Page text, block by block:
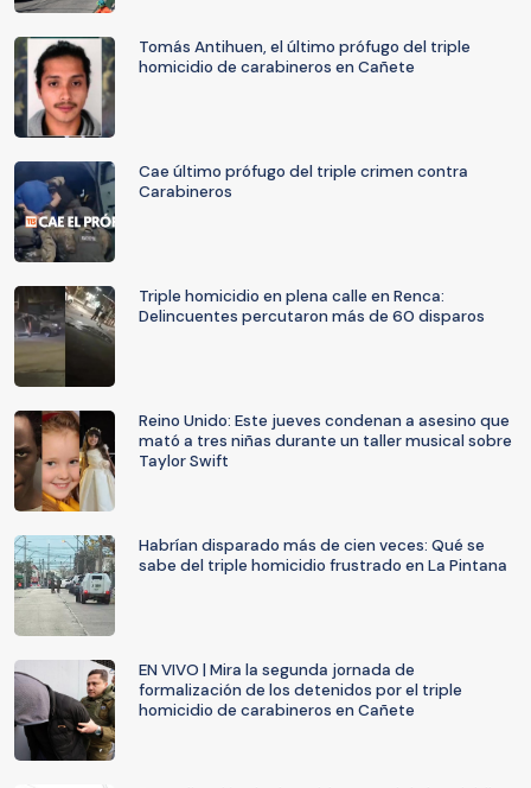
Tomás Antihuen, el último prófugo del triple
homicidio de carabineros en Cañete
Cae último prófugo del triple crimen contra
Carabineros
Triple homicidio en plena calle en Renca:
Delincuentes percutaron más de 60 disparos
Reino Unido: Este jueves condenan a asesino que
mató a tres niñas durante un taller musical sobre
Taylor Swift
Habrían disparado más de cien veces: Qué se
sabe del triple homicidio frustrado en La Pintana
EN VIVO | Mira la segunda jornada de
formalización de los detenidos por el triple
homicidio de carabineros en Cañete